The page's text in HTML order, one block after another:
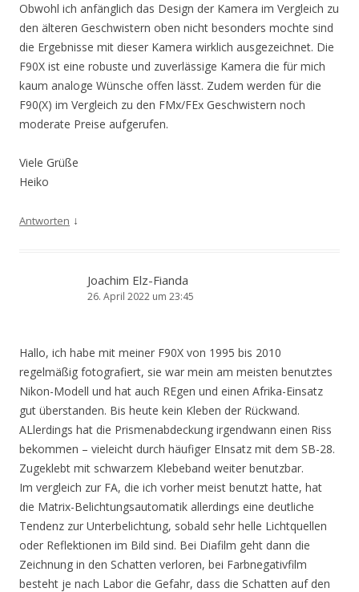
Obwohl ich anfänglich das Design der Kamera im Vergleich zu
den älteren Geschwistern oben nicht besonders mochte sind
die Ergebnisse mit dieser Kamera wirklich ausgezeichnet. Die
F90X ist eine robuste und zuverlässige Kamera die für mich
kaum analoge Wünsche offen lässt. Zudem werden für die
F90(X) im Vergleich zu den FMx/FEx Geschwistern noch
moderate Preise aufgerufen.
Viele Grüße
Heiko
Antworten ↓
Joachim Elz-Fianda
26. April 2022 um 23:45
Hallo, ich habe mit meiner F90X von 1995 bis 2010
regelmäßig fotografiert, sie war mein am meisten benutztes
Nikon-Modell und hat auch REgen und einen Afrika-Einsatz
gut überstanden. Bis heute kein Kleben der Rückwand.
ALlerdings hat die Prismenabdeckung irgendwann einen Riss
bekommen – vieleicht durch häufiger EInsatz mit dem SB-28.
Zugeklebt mit schwarzem Klebeband weiter benutzbar.
Im vergleich zur FA, die ich vorher meist benutzt hatte, hat
die Matrix-Belichtungsautomatik allerdings eine deutliche
Tendenz zur Unterbelichtung, sobald sehr helle Lichtquellen
oder Reflektionen im Bild sind. Bei Diafilm geht dann die
Zeichnung in den Schatten verloren, bei Farbnegativfilm
besteht je nach Labor die Gefahr, dass die Schatten auf den